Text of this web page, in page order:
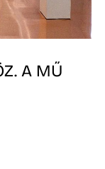
A MŰ